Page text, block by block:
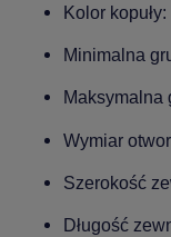
Kolor
Minimalna
Maksymalna
Wymiar
Szerokość
Długość